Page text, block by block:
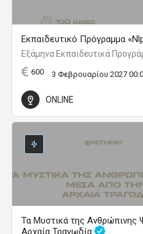
Εκπαιδευτικό Πρόγραμμα
Εξάμηνα Εκπαιδευτικά
600 3 Φεβρουαρίου 2027
ONLINE
Τα Μυστικά της Ανθρώπινης
Αρχαία Τραγωδία